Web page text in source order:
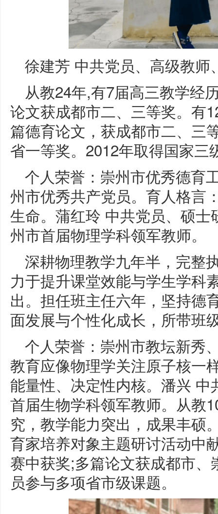
徐建芳 中共党员、高级教师
从教24年,有7届高三教学经
论文获成都市二、三等奖。有
篇德育论文，获成都市二、三
省一等奖。2012年取得国家三
个人荣誉：崇州市优秀德育
州市优秀共产党员。育人格言
生命。蒲红玲 中共党员、硕
州市首届物理学科领军教师。
深耕物理教学九年半，完整
力于提升课堂效能与学生学科
出。担任班主任六年，坚持德
面发展与个性化成长，所带班
个人荣誉：崇州市教坛新秀
教育应像物理学关注原子核一
能量性、决定性内核。潘兴
首届生物学科领军教师。从教
究，教学能力突出，成果丰硕
育家培养对象主题研讨活动中
赛中获奖;多篇论文获成都市
员参与多项省市级课题。